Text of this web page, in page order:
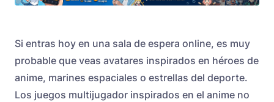
Si entras hoy en una sala de espera online, es muy
probable que veas avatares inspirados en héroes de
anime, marines espaciales o estrellas del deporte.
Los juegos multijugador inspirados en el anime no